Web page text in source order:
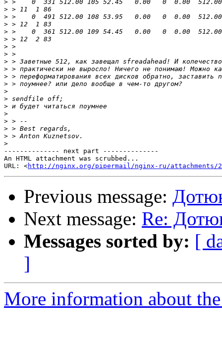
>
>
>
>
>
>
>
>
>
>
>
>
>
>
>
>
>
>
>
>
-------------- next part --------------
An HTML attachment was scrubbed...
URL: <http://nginx.org/pipermail/nginx-ru/attachments/
Previous message:
Next message: Re:
Messages sorted by: [
]
More information about